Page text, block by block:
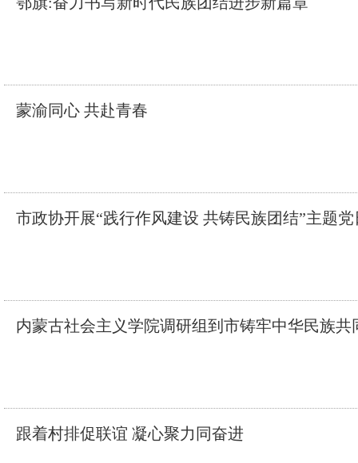
蒙渝同心 共赴青春
市政协开展“践行作风建设 共铸民族团结”主题
内蒙古社会主义学院调研组到市铸牢中华民族
跟着村排促联谊 凝心聚力同奋进